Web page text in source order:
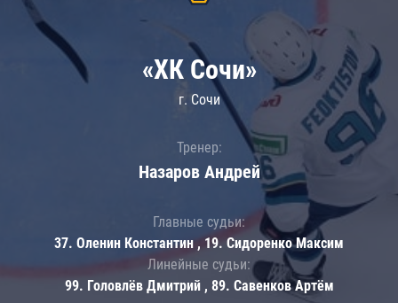
«ХК Сочи»
г. Сочи
Тренер:
Назаров Андрей
Главные судьи:
37. Оленин Константин , 19. Сидоренко Максим
Линейные судьи:
99. Головлёв Дмитрий , 89. Савенков Артём